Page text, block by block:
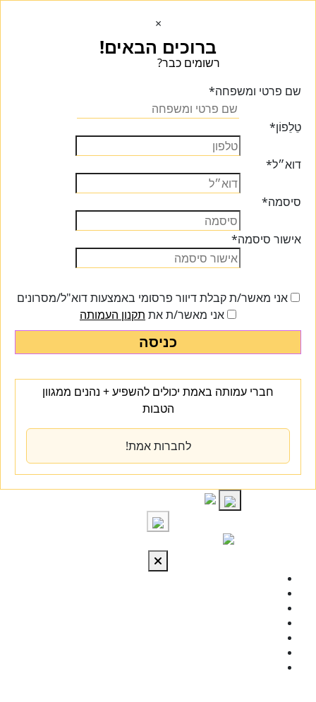
ברוכים הבאים!
רשומים כבר?הכנסו הכנסו
שם פרטי ומשפחה*
טֵלֵפוֹן*
דוא״ל*
סיסמה*
אישור סיסמה*
אני מאשר/ת קבלת דיוור פרסומי באמצעות דוא"ל/מסרונים
אני מאשר/ת אתתקנון העמותה
כניסה
חברי עמותה באמת יכולים להשפיע + נהנים ממגוון
הטבות
לחברות אמת!